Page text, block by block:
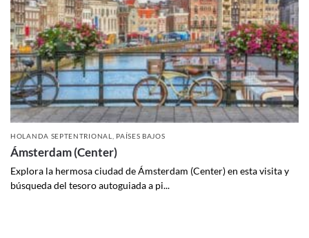
HOLANDA SEPTENTRIONAL, PAÍSES BAJOS
Ámsterdam (Center)
Explora la hermosa ciudad de Ámsterdam (Center) en esta visita y
búsqueda del tesoro autoguiada a pi...